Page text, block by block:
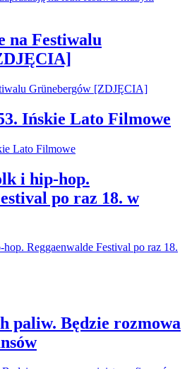
na Festiwalu
Ińskie Lato Filmowe
i hip-hop.
po raz 18. w
paliw. Będzie rozmowa